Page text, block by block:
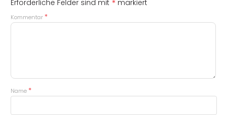
Erforderliche Felder sind mit * markiert
Kommentar *
Name *